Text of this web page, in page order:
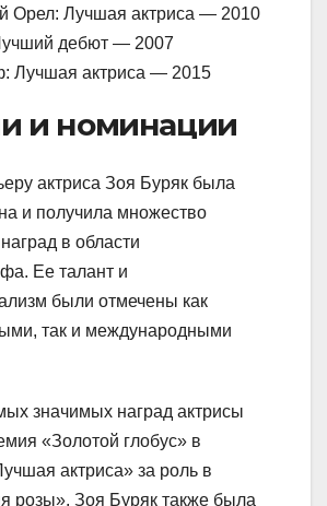
Орел: Лучшая актриса — 2010
дебют — 2007
Лучшая актриса — 2015
и номинации
актриса Зоя Буряк была
и получила множество
в области
Ее талант и
были отмечены как
так и международными
значимых наград актрисы
«Золотой глобус» в
актриса» за роль в
розы». Зоя Буряк также была